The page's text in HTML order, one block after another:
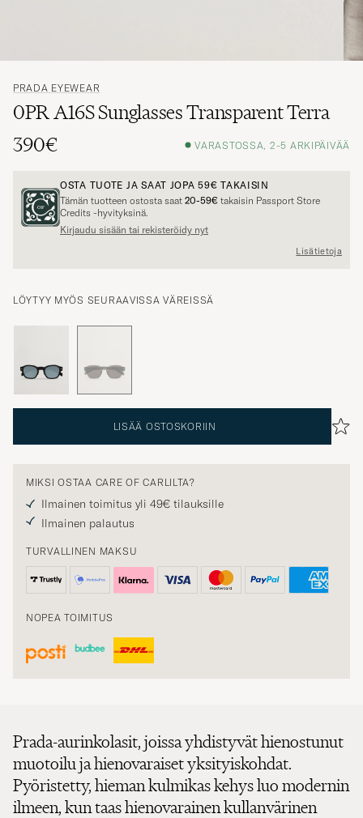
PRADA EYEWEAR
0PR A16S Sunglasses Transparent Terra
390€
VARASTOSSA, 2-5 ARKIPÄIVÄÄ
OSTA TUOTE JA SAAT JOPA59€ TAKAISIN
Tämän tuotteen ostosta saat 20-59€ takaisin Passport Store
Credits -hyvityksinä.
Kirjaudu sisään tai rekisteröidy nyt
Lisätietoja
LÖYTYY MYÖS SEURAAVISSA VÄREISSÄ
LISÄÄ OSTOSKORIIN
MIKSI OSTAA CARE OF CARLILTA?
Ilmainen toimitus yli 49€ tilauksille
Ilmainen palautus
TURVALLINEN MAKSU
NOPEA TOIMITUS
Prada-aurinkolasit, joissa yhdistyvät hienostunut
muotoilu ja hienovaraiset yksityiskohdat.
Pyöristetty, hieman kulmikas kehys luo modernin
ilmeen, kun taas hienovarainen kullanvärinen